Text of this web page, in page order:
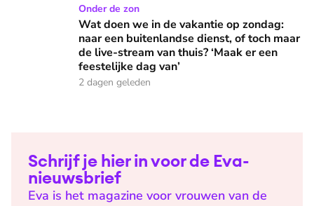
Wat doen we in de vakantie op zondag: naar een
Onder de zon
Wat doen we in de vakantie op zondag:
naar een buitenlandse dienst, of toch maar
de live-stream van thuis? ‘Maak er een
feestelijke dag van’
2 dagen geleden
Schrijf je hier in voor de Eva-
nieuwsbrief
Eva is het magazine voor vrouwen van de